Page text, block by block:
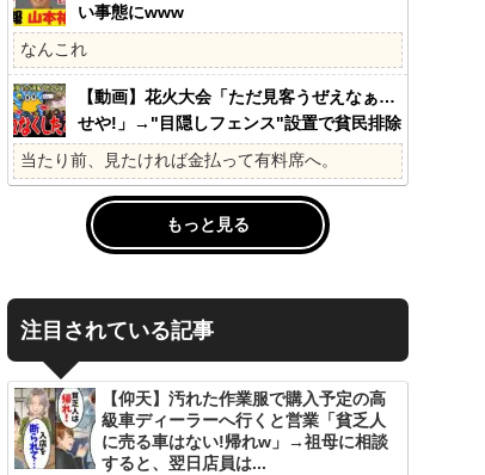
い事態にwww
なんこれ
【動画】花火大会「ただ見客うぜえなぁ…
せや!」→"目隠しフェンス"設置で貧民排除
www
当たり前、見たければ金払って有料席へ。
もっと見る
注目されている記事
【仰天】汚れた作業服で購入予定の高
級車ディーラーへ行くと営業「貧乏人
に売る車はない!帰れw」→祖母に相談
すると、翌日店員は...